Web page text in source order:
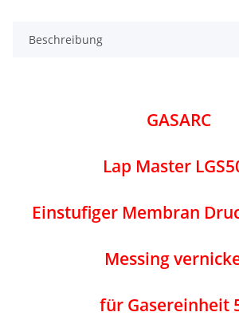
Beschreibung
GASARC
Lap Master
Einstufiger Membran
Messing
für Gasereinheit